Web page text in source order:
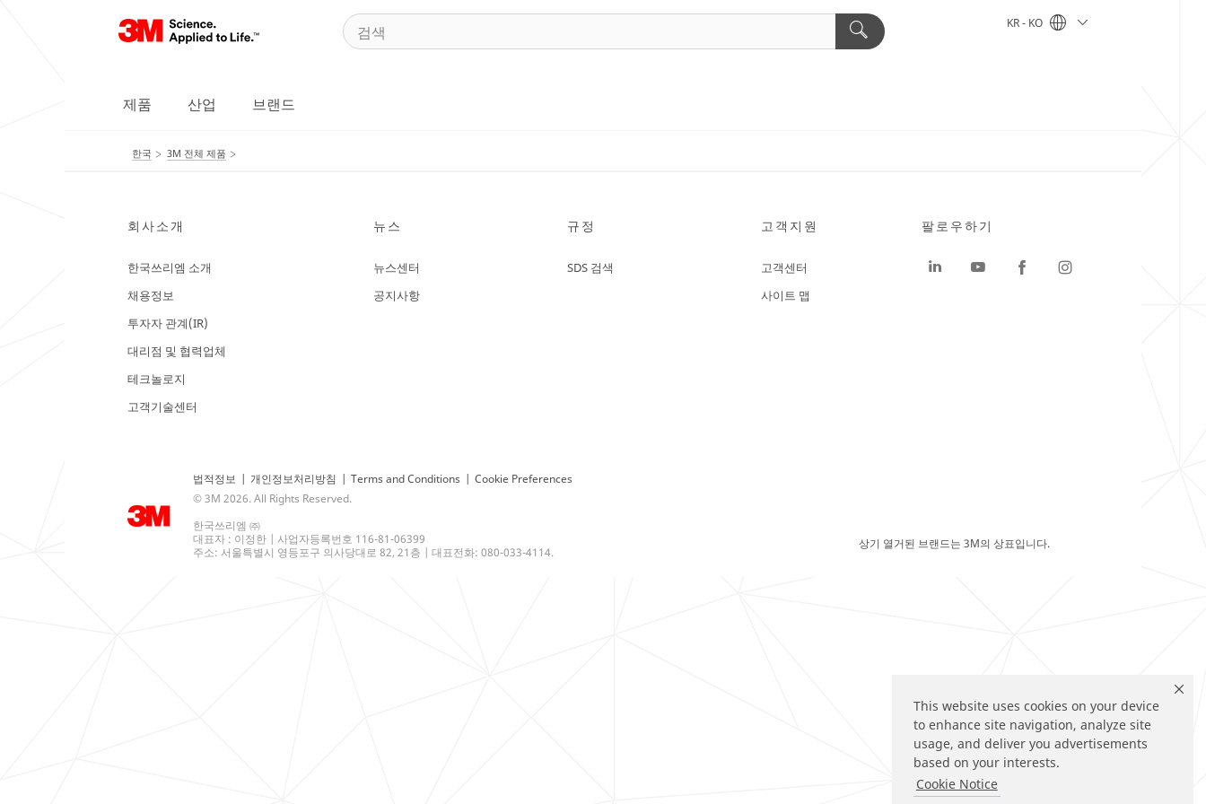
This website uses cookies on your device
to enhance site navigation, analyze site
usage, and deliver you advertisements
based on your interests.
Cookie Notice
KR - KO
제품 산업 브랜드
한국 3M 전체 제품
회사소개
한국쓰리엠 소개
채용정보
투자자 관계(IR)
대리점 및 협력업체
테크놀로지
고객기술센터
뉴스
뉴스센터
공지사항
규정
SDS 검색
고객지원
고객센터
사이트 맵
법적정보 | 개인정보처리방침 | Terms and Conditions | Cookie Preferences
© 3M 2026. All Rights Reserved.
한국쓰리엠 ㈜
대표자 : 이정한 | 사업자등록번호 116-81-06399
주소: 서울특별시 영등포구 의사당대로 82, 21층 | 대표전화: 080-033-4114.
팔로우하기
상기 열거된 브랜드는 3M의 상표입니다.